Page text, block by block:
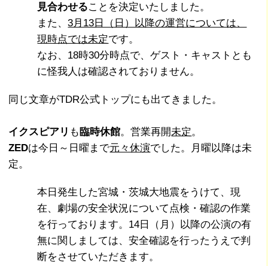
見合わせることを決定いたしました。
また、3月13日（日）以降の運営については、
現時点では未定です。
なお、18時30分時点で、ゲスト・キャストとも
に怪我人は確認されておりません。
同じ文章がTDR公式トップにも出てきました。
イクスピアリ も 臨時休館。営業再開未定。
ZEDは今日～日曜まで元々休演でした。月曜以降は未
定。
本日発生した宮城・茨城大地震をうけて、現
在、劇場の安全状況について点検・確認の作業
を行っております。14日（月）以降の公演の有
無に関しましては、安全確認を行ったうえで判
断をさせていただきます。